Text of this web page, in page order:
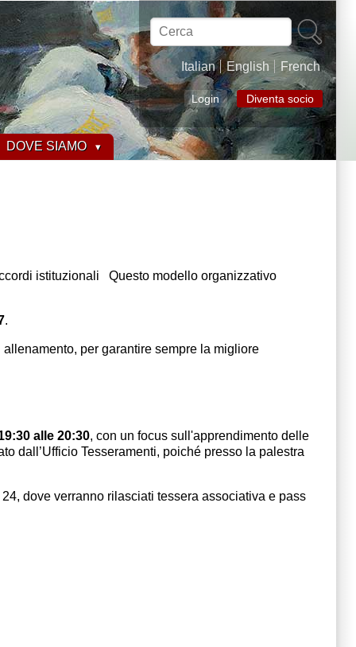
Cerca
Italian English French
Login Diventa socio
DOVE SIAMO
istituzionali Questo modello organizzativo
.
per garantire sempre la migliore
alle 20:30, con un focus sull'apprendimento delle
dall’Ufficio Tesseramenti, poiché presso la palestra
dove verranno rilasciati tessera associativa e pass